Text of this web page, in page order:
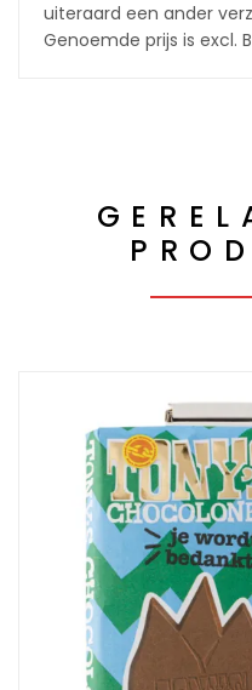
uiteraard een ander
Genoemde prijs is excl.